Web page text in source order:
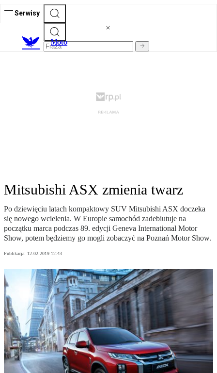
Serwisy
Moto
Mitsubishi ASX zmienia twarz
Po dziewięciu latach kompaktowy SUV Mitsubishi ASX doczeka
się nowego wcielenia. W Europie samochód zadebiutuje na
początku marca podczas 89. edycji Geneva International Motor
Show, potem będziemy go mogli zobaczyć na Poznań Motor Show.
Publikacja: 12.02.2019 12:43